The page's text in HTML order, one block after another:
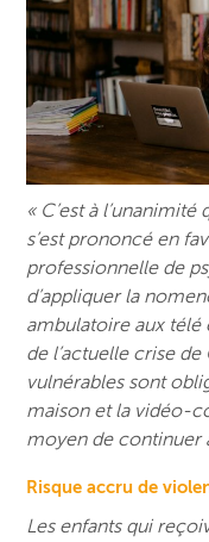
« C’est à
s’est prononcé en
professionnelle de
d’appliquer la
ambulatoire aux
de l’actuelle crise
vulnérables sont
maison et la vidéo-
moyen de continuer
Risque accru de
Les enfants qui